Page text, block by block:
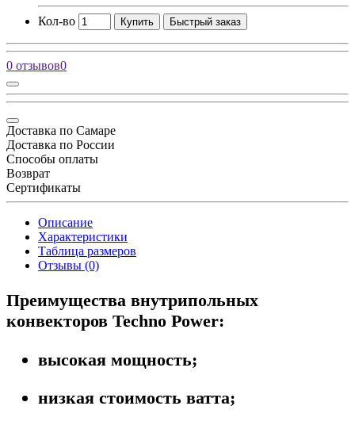
Кол-во Купить Быстрый заказ
0 отзывов0
Доставка по Самаре
Доставка по России
Способы оплаты
Возврат
Сертификаты
Описание
Характеристики
Таблица размеров
Отзывы (0)
Преимущества внутрипольных
конвекторов Techno Power:
высокая мощность;
низкая стоимость ватта;